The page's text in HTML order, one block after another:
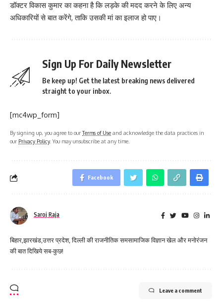
डॉक्टर विकास कुमार का कहना है कि लड़के की मदद करने के लिए अन्य
अधिकारियों से बात करेंगे, ताकि उसकी मां का इलाज हो पाए।
Sign Up For Daily Newsletter
Be keep up! Get the latest breaking news delivered
straight to your inbox.
[mc4wp_form]
By signing up, you agree to ourTerms of Use and acknowledge the data practices in
our Privacy Policy. You may unsubscribe at any time.
Facebook
Saroj Raja
बिहार,झारखंड,उत्तर प्रदेश, दिल्ली की राजनीतिक समसामाजिक विज्ञान खेल और मनोरंजन
की बात दिखिये सब-कुछ!
Leave a comment